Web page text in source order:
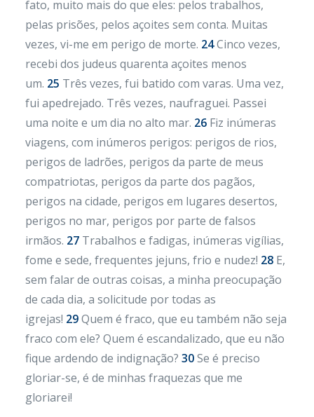
fato, muito mais do que eles: pelos trabalhos,
pelas prisões, pelos açoites sem conta. Muitas
vezes, vi-me em perigo de morte. 24Cinco vezes,
recebi dos judeus quarenta açoites menos
um. 25 Três vezes, fui batido com varas. Uma vez,
fui apedrejado. Três vezes, naufraguei. Passei
uma noite e um dia no alto mar. 26 Fiz inúmeras
viagens, com inúmeros perigos: perigos de rios,
perigos de ladrões, perigos da parte de meus
compatriotas, perigos da parte dos pagãos,
perigos na cidade, perigos em lugares desertos,
perigos no mar, perigos por parte de falsos
irmãos. 27 Trabalhos e fadigas, inúmeras vigílias,
fome e sede, frequentes jejuns, frio e nudez! 28 E,
sem falar de outras coisas, a minha preocupação
de cada dia, a solicitude por todas as
igrejas! 29Quem é fraco, que eu também não seja
fraco com ele? Quem é escandalizado, que eu não
fique ardendo de indignação? 30Se é preciso
gloriar-se, é de minhas fraquezas que me
gloriarei!